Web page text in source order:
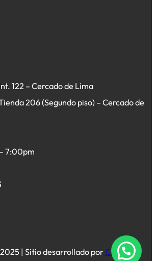
122 – Cercado de Lima
206 (Segundo piso) – Cercado de
7:00pm
| Sitio desarrollado porCrevex